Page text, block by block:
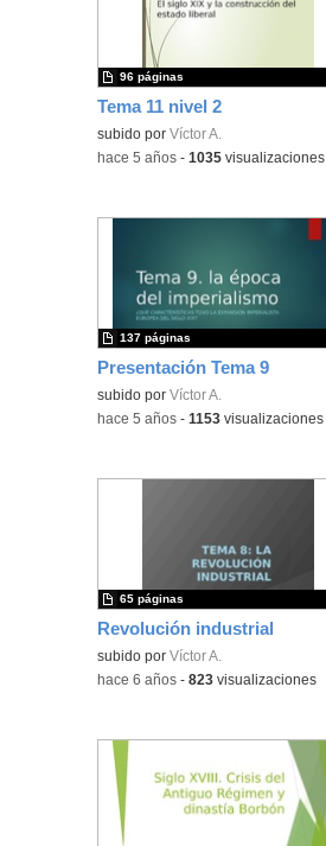
Tema 11 nivel 2
Contenido educativo.
subido porVíctor A.
96 páginas
-hace 5 años -1035 visualizaciones
Presentación Tema 9
Contenido educativo.
subido porVíctor A.
137 páginas
-hace 5 años -1153 visualizaciones
Revolución industrial
subido porVíctor A.
65 páginas
-hace 6 años -823 visualizaciones